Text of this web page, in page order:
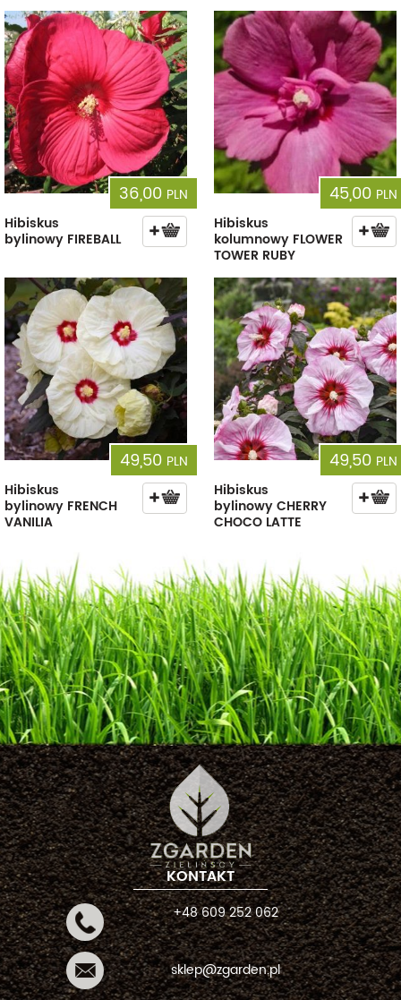
36,00 PLN
Hibiskus
bylinowy FIREBALL
45,00 PLN
Hibiskus
kolumnowy FLOWER
TOWER RUBY
49,50 PLN
Hibiskus
bylinowy FRENCH
VANILIA
49,50 PLN
Hibiskus
bylinowy CHERRY
CHOCO LATTE
KONTAKT
+48 609 252 062
sklep@zgarden.pl